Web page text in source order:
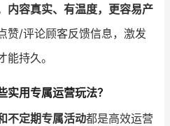
内容真实、有温度，更容易产
赞/评论顾客反馈信息，激发
持久。
用专属运营玩法？
不定期专属活动都是高效运营